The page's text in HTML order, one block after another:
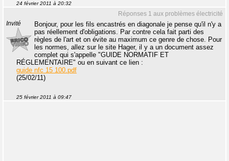
24 février 2011 à 20:32
Réponses 1 aux problèmes électricité
Invité
Bonjour, pour les fils encastrés en diagonale je pense qu'il n'y a
pas réellement d'obligations. Par contre cela fait parti des
règles de l'art et on évite au maximum ce genre de chose. Pour
les normes, allez sur le site Hager, il y a un document assez
complet qui s'appelle "GUIDE NORMATIF ET
RÉGLEMENTAIRE" ou en suivant ce lien :
guide nfc 15 100.pdf
(25/02/11)
25 février 2011 à 09:47